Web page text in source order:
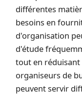
différentes
besoins en
d'organisation
d'étude
tout en réduisant
organiseurs de
peuvent servir